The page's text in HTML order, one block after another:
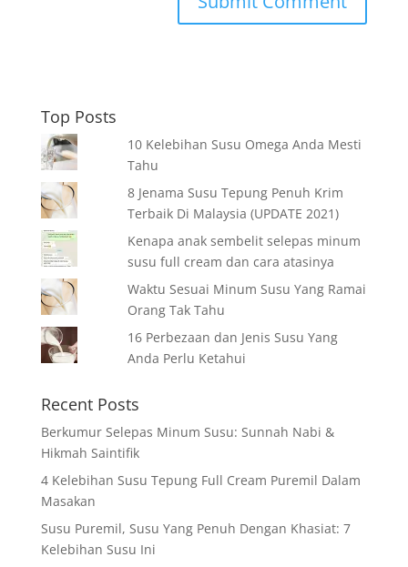
Top Posts
10 Kelebihan Susu Omega Anda Mesti
Tahu
8 Jenama Susu Tepung Penuh Krim
Terbaik Di Malaysia (UPDATE 2021)
Kenapa anak sembelit selepas minum
susu full cream dan cara atasinya
Waktu Sesuai Minum Susu Yang Ramai
Orang Tak Tahu
16 Perbezaan dan Jenis Susu Yang
Anda Perlu Ketahui
Recent Posts
Berkumur Selepas Minum Susu: Sunnah Nabi &
Hikmah Saintifik
4 Kelebihan Susu Tepung Full Cream Puremil Dalam
Masakan
Susu Puremil, Susu Yang Penuh Dengan Khasiat: 7
Kelebihan Susu Ini